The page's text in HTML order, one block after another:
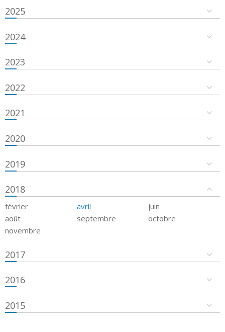
2025
2024
2023
2022
2021
2020
2019
2018
février avril
juin
août
septembre
octobre
novembre
2017
2016
2015